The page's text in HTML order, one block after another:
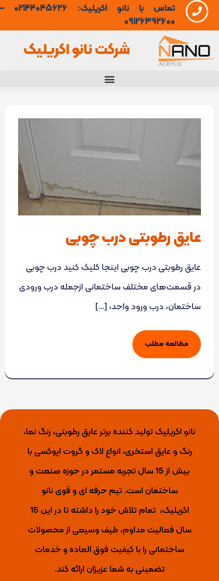
رفتن
به
محتوا
تماس با نانو اکریلیک: 02144045626 –
09126392600
شرکت نانو اکریلیک
عایق رطوبتی درب چوبی
عایق رطوبتی درب چوبی اینجا کلیک کنید درب چوبی
در قسمت‌های مختلف ساختمانی ازجمله درب ورودی
ساختمان، درب ورود واحد، […]
درب
مطالعه مطلب
نانو اکریلیک تولید کننده برتر عایق رطوبتی، رنگ نما،
رنگ و عایق استخری، انواع لاک و گروت اپوکسی با
بیش از 15 سال تجربه مستمر در حوزه صنعت و
ساختمان است. تیم حرفه ای و قوی نانو
اکریلیک، تمام تلاش خود را داشته تا
در این 15
سال فعالیت مداوم، طیف وسیعی از محصولات
ساختمانی را با کیفیت فوق العاده و خدمات
تضمینی به شما عزیزان ارائه کند.